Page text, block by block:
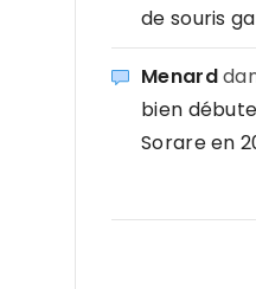
de souris
Menard
bien
Sorare en